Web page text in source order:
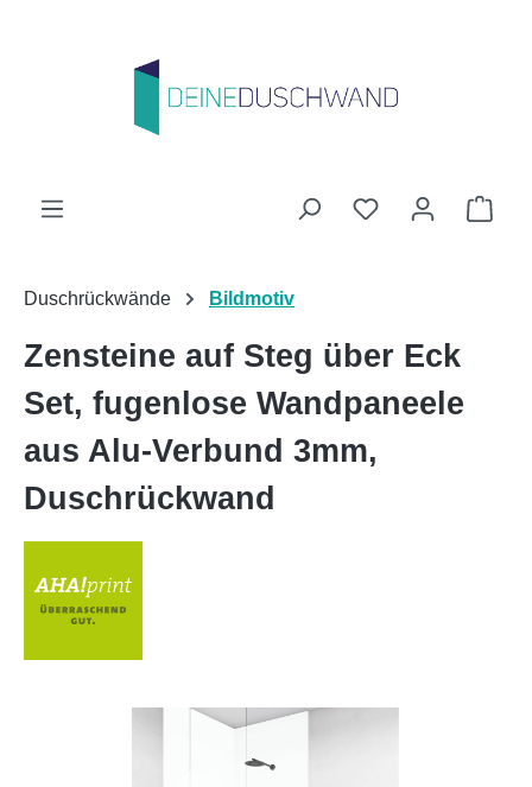
Du hast 0
Duschrückwände Bildmotiv
Zensteine auf Steg über Eck
Set, fugenlose Wandpaneele
aus Alu-Verbund 3mm,
Duschrückwand